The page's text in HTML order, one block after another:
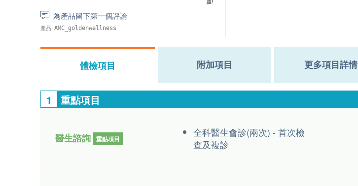
為產品留下第一個評論
產品: AMC_goldenwellness
體檢項目 附加項目 更多項目詳情
1 重點項目
醫生諮詢 重點項目
全科醫生會診(兩次) - 首次檢
查及複診